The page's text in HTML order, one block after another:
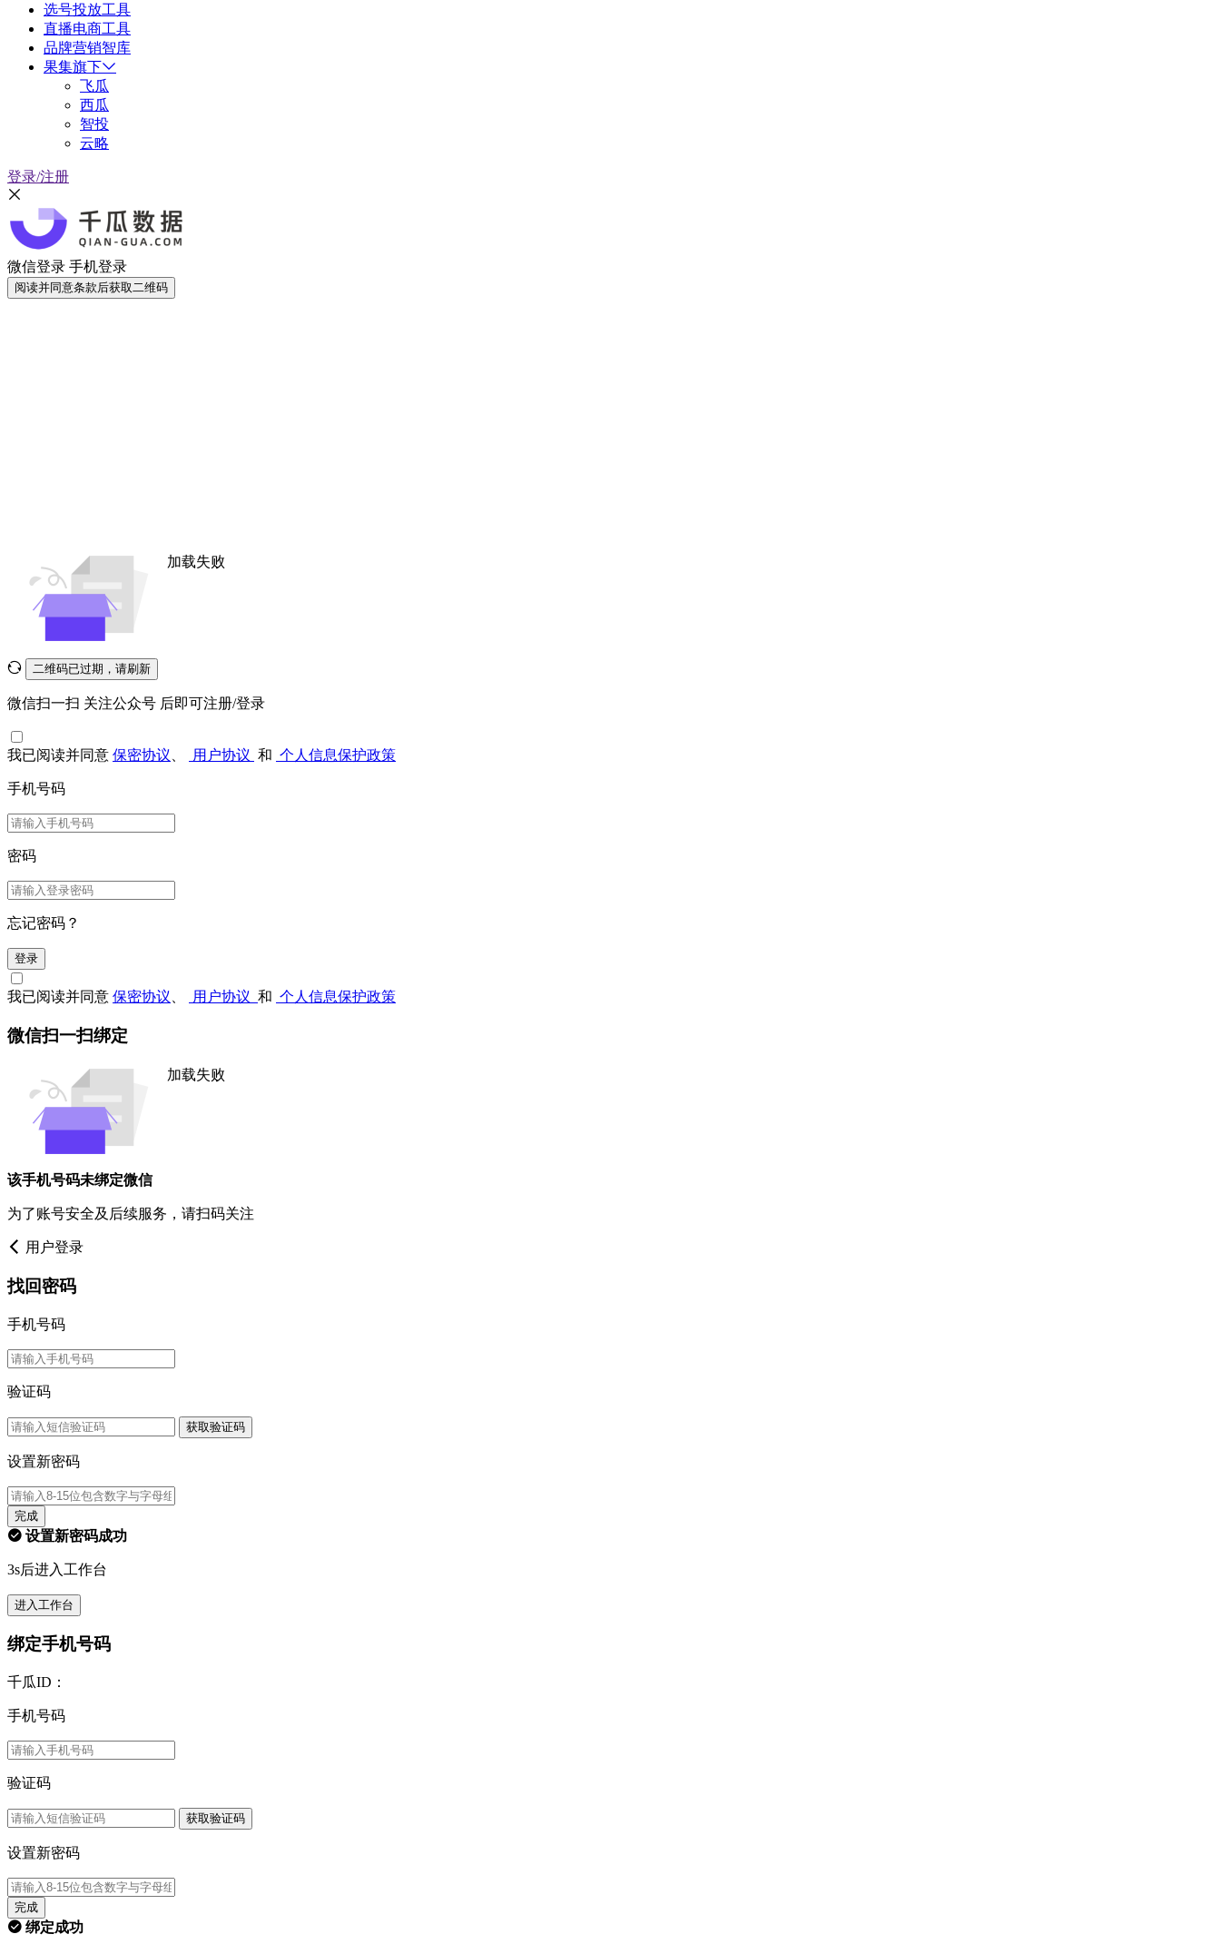
选号投放工具
直播电商工具
品牌营销智库
果集旗下
飞瓜
西瓜
智投
云略
登录/注册
微信登录 手机登录
阅读并同意条款后获取二维码
加载失败
二维码已过期，请刷新
微信扫一扫 关注公众号 后即可注册/登录
我已阅读并同意 保密协议 用户协议 和 个人信息保护政策
手机号码
密码
忘记密码？
登录
我已阅读并同意 保密协议 用户协议 和 个人信息保护政策
微信扫一扫绑定
加载失败
该手机号码未绑定微信
为了账号安全及后续服务，请扫码关注
用户登录
找回密码
手机号码
验证码
获取验证码
设置新密码
完成
设置新密码成功
3s后进入工作台
进入工作台
绑定手机号码
千瓜ID：
手机号码
验证码
获取验证码
设置新密码
完成
绑定成功